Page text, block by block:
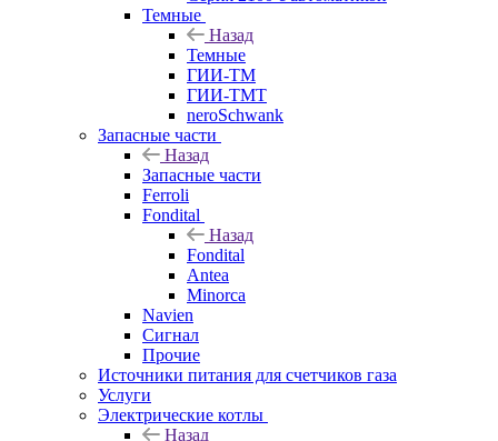
Темные
Назад
Темные
ГИИ-ТМ
ГИИ-ТМТ
neroSchwank
Запасные части
Назад
Запасные части
Ferroli
Fondital
Назад
Fondital
Antea
Minorca
Navien
Сигнал
Прочие
Источники питания для счетчиков газа
Услуги
Электрические котлы
Назад